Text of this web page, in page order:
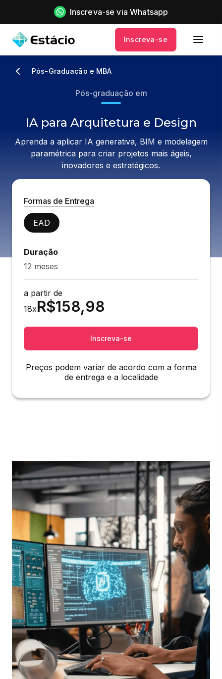
Inscreva-se via Whatsapp
Inscreva-se
Pós-Graduação e MBA
Pós-graduação em
IA para Arquitetura e Design
Aprenda a aplicar IA generativa, BIM e modelagem
paramétrica para criar projetos mais ágeis,
inovadores e estratégicos.
Formas de Entrega
EAD
Duração
12 meses
a partir de
18xR$158,98
Inscreva-se
Preços podem variar de acordo com a forma
de entrega e a localidade